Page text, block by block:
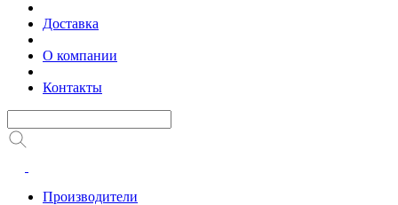
Доставка
О компании
Контакты
Производители